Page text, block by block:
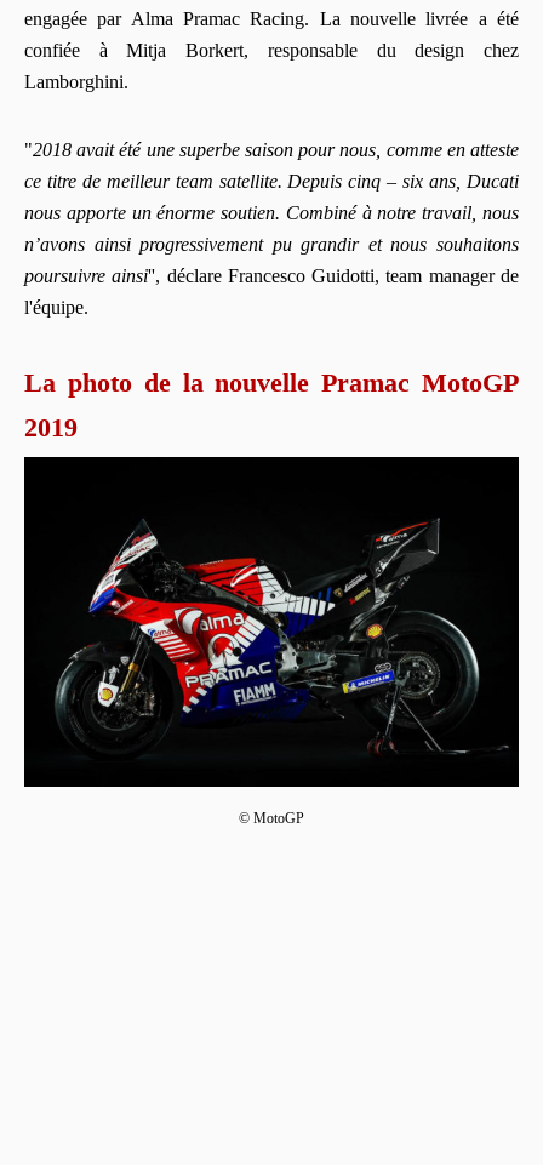
engagée par Alma Pramac Racing. La nouvelle livrée a été
confiée à Mitja Borkert, responsable du design chez
Lamborghini.
"2018 avait été une superbe saison pour nous, comme en atteste
ce titre de meilleur team satellite. Depuis cinq – six ans, Ducati
nous apporte un énorme soutien. Combiné à notre travail, nous
n’avons ainsi progressivement pu grandir et nous souhaitons
poursuivre ainsi'', déclare Francesco Guidotti, team manager de
l'équipe.
La photo de la nouvelle Pramac MotoGP
2019
© MotoGP